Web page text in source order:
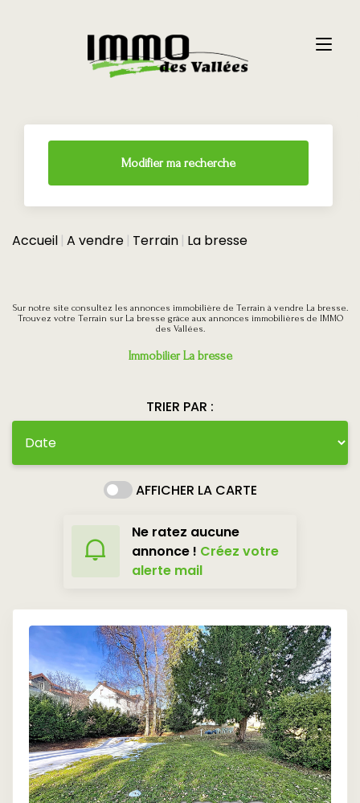
Modifier ma recherche
Accueil A vendre Terrain La bresse
Sur notre site consultez les annonces immobilière de Terrain à vendre La bresse.
Trouvez votre Terrain sur La bresse grâce aux annonces immobilières de IMMO
des Vallées.
Immobilier La bresse
TRIER PAR :
AFFICHER LA CARTE
Ne ratez aucune
annonce ! Créez votre
alerte mail